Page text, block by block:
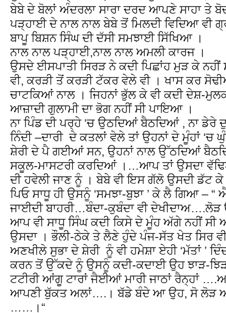
ਬੇਬੇ ਦੇ ਬੋਲਾਂ ਅੰਦਰਲਾ ਸਾਰਾ ਦਰਦ ਆਪਣੇ ਸਾਹਾ ਤੇ
ਪੜ੍ਹਾਈ ਦੇ ਨਾਲ ਨਾਲ ਬੇਬੇ ਤੋਂ ਮਿਲਦੀ ਵਿਦਿਆ ਵੀ
ਬਾਪੂ ਬਿਸ਼ਨ ਸਿੰਘ ਦੀ ਦੱਸੀ ਸਮਝਾਈ ਸਿੱਖਿਆ ।
ਨਾਲ ਨਾਲ ਪੜ੍ਹਾਈ,ਨਾਲ ਨਾਲ ਅਮਲੀ ਕਾਰਜ ।
ਉਸਦੇ ਈਸਪਾਤੀ ਸਿਰੜ ਨੇ ਕਦੀ ਪਿਛਾਂਹ ਮੁੜ ਕੇ
ਵੀ, ਕਰੜੀ ਤੋਂ ਕਰੜੀ ਟੱਕਰ ਵੇਲੇ ਵੀ । ਖਾਸ ਕਰ
ਚਾਟਕਿਆਂ ਨਾਲ । ਜਿਹਨਾਂ ਭੁੱਲ ਕੇ ਵੀ ਕਦੀ ਦੇਸ਼-
ਆਜ਼ਾਦੀ ਗੁਲਾਮੀ ਦਾ ਭੋਗ ਨਹੀਂ ਸੀ ਪਾਇਆ ।
ਨਾ ਪਿੰਡ ਦੀ ਪਰ੍ਹੇ ‘ਚ ਉਠਦਿਆਂ ਬੈਠਦਿਆਂ , ਨਾ
ਨਿੰਦੀ –ਦਾਰੀ ਦੇ ਕਤਲਾਂ ਵੇਲੇ ਤਾਂ ਉਹਨਾਂ ਦੇ ਮੂੰਹਾਂ
ਸ਼ੇਰੀ ਦੇ ਪੈ ਗਈਆਂ ਸਨ, ਉਹਨਾਂ ਨਾਲ ਉੱਠਦਿਆਂ
ਸਕੂਲ-ਮਾਸਟਰੀ ਕਰਦਿਆਂ ।…ਆਪ ਤਾਂ ਉਸਦਾ
ਦੀ ਹਵੇਲੀ ਜਾਣ ਨੂੰ । ਬੇਬੇ ਵੀ ਇਸ ਗੱਲੋ ਉਸਦੀ ਡੱਟ ਕੇ
ਪਿਓ ਸਾਧੂ ਹੀ ਉਸਨੂੰ ‘ਸਮਝਾ-ਬੁਝਾ ’ ਕੇ ਲੈ ਗਿਆ –
ਜਾਈਦੀ ਬਾਹਰੀ…ਬੰਦਾ-ਕੁਬੰਦਾ ਵੀ
ਆਪ ਵੀ ਸਾਧੂ ਸਿੰਘ ਕਦੀ ਕਿਸੇ ਦੇ ਮੂੰਹ ਅੱਗੇ ਨਹੀਂ
ਉਸਦਾ । ਭੌਲੀ-ਠੇਕੇ ਤੇ ਲੈਣੇ ਹੁੰਦੇ ਪੰਜ-ਸੱਤ ਖੇਤ ਸਿਰ
ਅਣਖੀਲੇ ਸੁਭਾ ਦੇ ਸ਼ੇਰੀ ਨੂੰ ਵੀ ਹਮੇਸ਼ਾ ਏਹੀ ‘ਮੱਤਾਂ ’
ਕਰਨ ਤੋਂ ਉੱਕਦੇ ਨੂੰ ਉਸਨੂੰ ਕਦੀ-ਕਦਾਈ ਉਹ ਝਾੜ-
ਟਟੀਰੀ ਆਂਗੂ ਟਾਰਾਂ ਜੈਈਆਂ ਮਾਰੀ ਜਾਠਾਂ ਰੈਨ੍ਹਾਂ
ਆਪਣੀ ਬੁੱਕਤ ਅਲਾਂ….। ਬੱਡੇ ਬੰਦੇ ਆ ਉਹ, ਸੋ ਲੋੜ
……।“